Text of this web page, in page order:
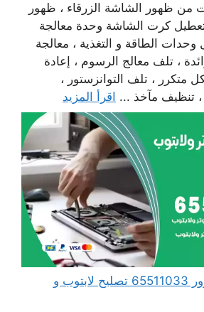
من ظهور الشاشة الزرقاء ، ظهور
تعطيل كرت الشاشة وحدة معالجة
الطاقة و التغذية ، معالجة
، تلف معالج الرسوم ، إعادة
متكرر ، تلف التوانزستور ،
، تنظيف مآخذ ... اقرأ المزيد
مهندس كمبيوتر الزور 65511033 تصليح لابتوب و